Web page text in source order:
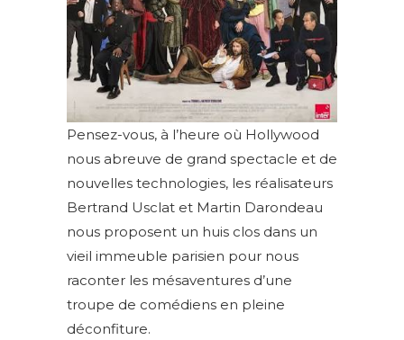
Pensez-vous, à l’heure où Hollywood
nous abreuve de grand spectacle et de
nouvelles technologies, les réalisateurs
Bertrand Usclat et Martin Darondeau
nous proposent un huis clos dans un
vieil immeuble parisien pour nous
raconter les mésaventures d’une
troupe de comédiens en pleine
déconfiture.